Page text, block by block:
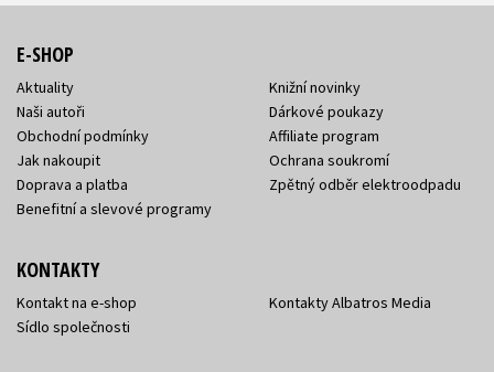
E-SHOP
Aktuality
Naši autoři
Obchodní podmínky
Jak nakoupit
Doprava a platba
Benefitní a slevové programy
Knižní novinky
Dárkové poukazy
Affiliate program
Ochrana soukromí
Zpětný odběr elektroodpadu
KONTAKTY
Kontakt na e-shop
Sídlo společnosti
Kontakty Albatros Media